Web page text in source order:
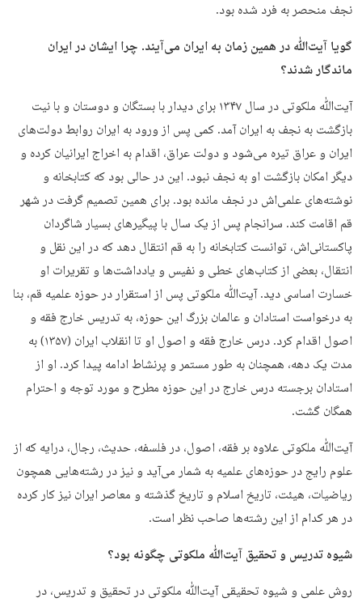
نجف منحصر به فرد شده بود.
گویا آیت‌ﷲ در همین زمان به ایران می‌آیند. چرا ایشان در ایران
ماندگار شدند؟
آیت‌ﷲ ملکوتی در سال ۱۳۴۷ برای دیدار با بستگان و دوستان و با نیت
بازگشت به نجف به ایران آمد. کمی پس از ورود به ایران روابط دولت‌های
ایران و عراق تیره می‌شود و دولت عراق، اقدام به اخراج ایرانیان کرده و
دیگر امکان بازگشت او به نجف نبود. این در حالی بود که کتابخانه و
نوشته‌های علمی‌اش در نجف مانده بود. برای همین تصمیم گرفت در شهر
قم اقامت کند. سرانجام پس از یک سال با پیگیرهای بسیار شاگردان
پاکستانی‌اش، توانست کتابخانه را به قم انتقال دهد که در این نقل و
انتقال، بعضی از کتاب‌های خطی و نفیس و یادداشت‌ها و تقریرات او
خسارت اساسی دید. آیت‌ﷲ ملکوتی پس از استقرار در حوزه علمیه قم، بنا
به درخواست استادان و عالمان بزرگ این حوزه، به تدریس خارج فقه و
اصول اقدام کرد. درس خارج فقه و اصول او تا انقلاب ایران (۱۳۵۷) به
مدت یک دهه، همچنان به طور مستمر و پرنشاط ادامه پیدا کرد. او از
استادان برجسته درس خارج در این حوزه مطرح و مورد توجه و احترام
همگان گشت.
آیت‌ﷲ ملکوتی علاوه بر فقه، اصول، در فلسفه، حدیث، رجال، درایه که از
علوم رایج در حوزه‌های علمیه به شمار می‌آید و نیز در رشته‌هایی همچون
ریاضیات، هیئت، تاریخ اسلام و تاریخ گذشته و معاصر ایران نیز کار کرده
در هر کدام از این رشته‌ها صاحب نظر است.
شیوه تدریس و تحقیق آیت‌ﷲ ملکوتی چگونه بود؟
روش علمی و شیوه تحقیقی آیت‌ﷲ ملکوتی در تحقیق و تدریس، در